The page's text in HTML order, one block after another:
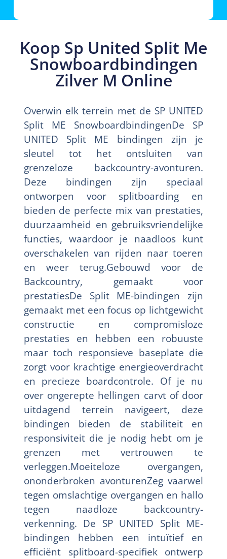
Koop Sp United Split Me
Snowboardbindingen
Zilver M Online
Overwin elk terrein met de SP UNITED
Split ME SnowboardbindingenDe SP
UNITED Split ME bindingen zijn je
sleutel tot het ontsluiten van
grenzeloze backcountry-avonturen.
Deze bindingen zijn speciaal
ontworpen voor splitboarding en
bieden de perfecte mix van prestaties,
duurzaamheid en gebruiksvriendelijke
functies, waardoor je naadloos kunt
overschakelen van rijden naar toeren
en weer terug.Gebouwd voor de
Backcountry, gemaakt voor
prestatiesDe Split ME-bindingen zijn
gemaakt met een focus op lichtgewicht
constructie en compromisloze
prestaties en hebben een robuuste
maar toch responsieve baseplate die
zorgt voor krachtige energieoverdracht
en precieze boardcontrole. Of je nu
over ongerepte hellingen carvt of door
uitdagend terrein navigeert, deze
bindingen bieden de stabiliteit en
responsiviteit die je nodig hebt om je
grenzen met vertrouwen te
verleggen.Moeiteloze overgangen,
ononderbroken avonturenZeg vaarwel
tegen omslachtige overgangen en hallo
tegen naadloze backcountry-
verkenning. De SP UNITED Split ME-
bindingen hebben een intuïtief en
efficiënt splitboard-specifiek ontwerp